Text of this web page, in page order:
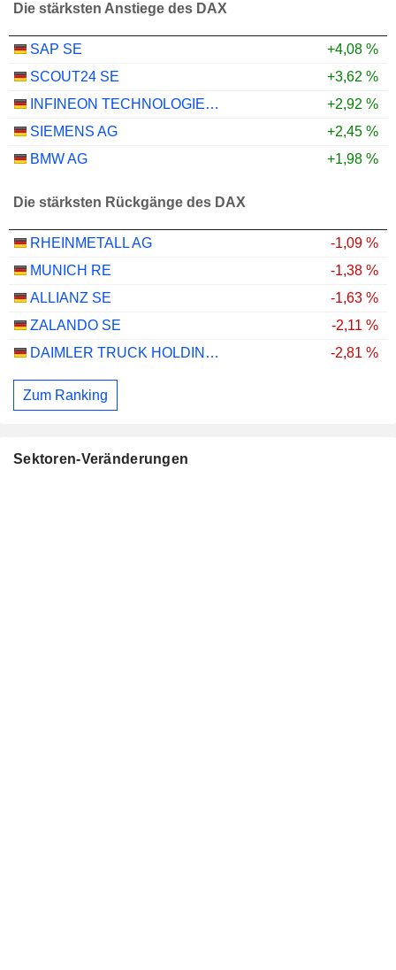
Die stärksten Anstiege des DAX
SAP SE
+4,08 %
SCOUT24 SE
+3,62 %
INFINEON TECHNOLOGIES AG
+2,92 %
SIEMENS AG
+2,45 %
BMW AG
+1,98 %
Die stärksten Rückgänge des DAX
RHEINMETALL AG
-1,09 %
MUNICH RE
-1,38 %
ALLIANZ SE
-1,63 %
ZALANDO SE
-2,11 %
DAIMLER TRUCK HOLDING AG
-2,81 %
Zum Ranking
Sektoren-Veränderungen